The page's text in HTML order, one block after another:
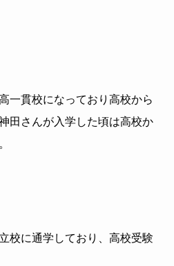
一貫校になっており高校から
田さんが入学した頃は高校か
校に通学しており、高校受験